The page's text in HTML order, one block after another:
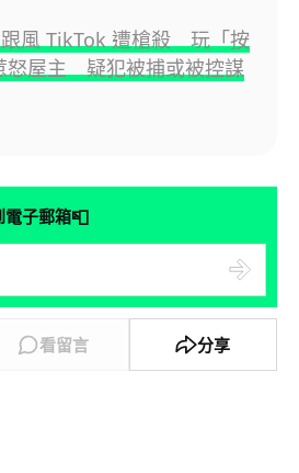
風 TikTok 遭槍殺 玩「按
怒屋主 疑犯被捕或被控謀
電子郵箱📮
看留言 分享